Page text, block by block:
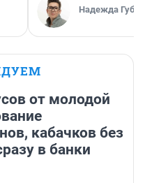
Надежда
от молодой
кабачков без
в банки